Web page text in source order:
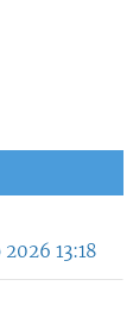
13:18